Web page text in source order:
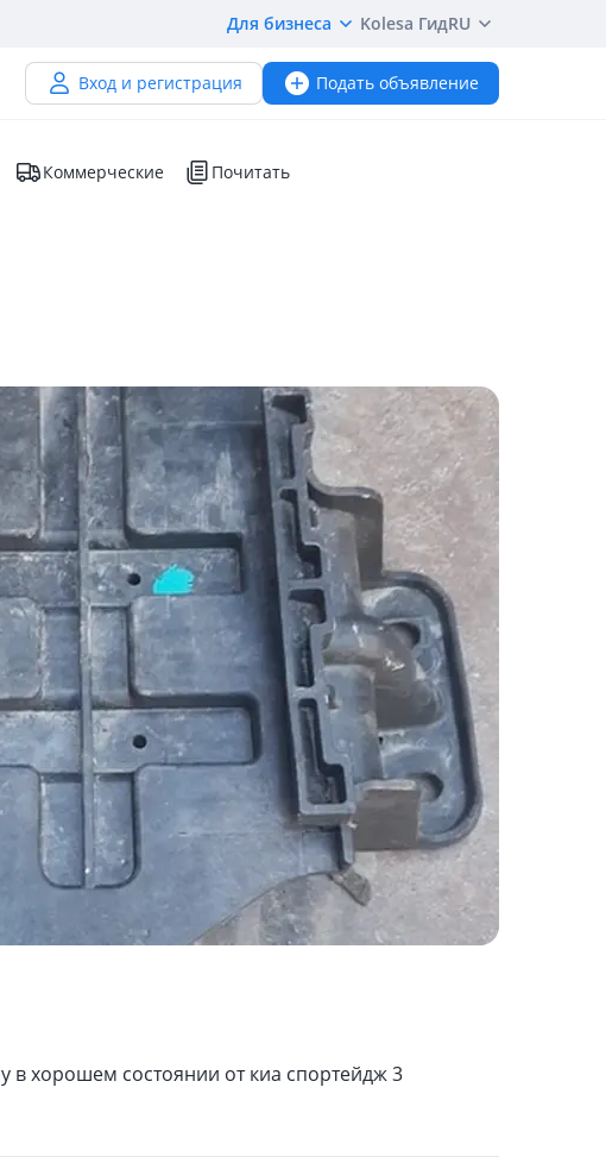
Для бизнеса Kolesa ГидRU
Вход и регистрация Подать объявление
Коммерческие Почитать
в хорошем состоянии от киа спортейдж 3